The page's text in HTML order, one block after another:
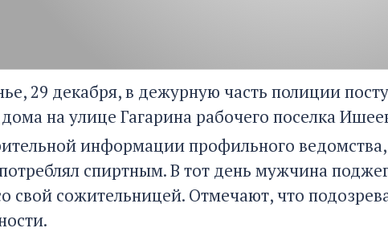
29 декабря, в дежурную часть полиции
на улице Гагарина рабочего поселка
информации профильного
спиртным. В тот день мужчина
свой сожительницей. Отмечают, что